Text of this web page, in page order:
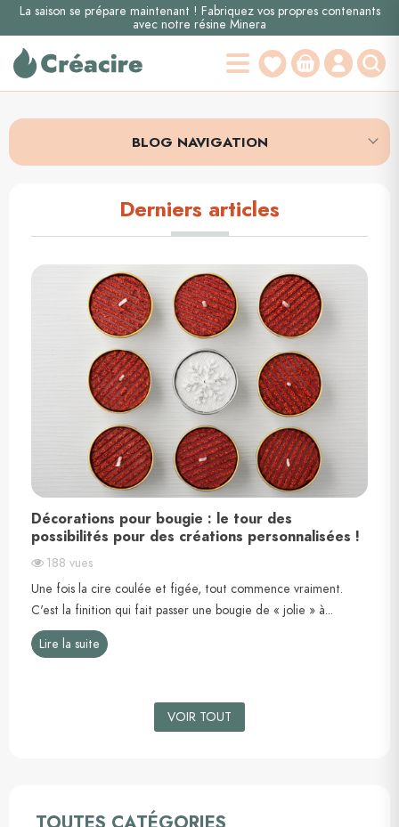
La saison se prépare maintenant ! Fabriquez vos propres contenants
avec notre résine Minera
BLOG NAVIGATION
Derniers articles
Décorations pour bougie : le tour des
possibilités pour des créations personnalisées !
188 vues
Une fois la cire coulée et figée, tout commence vraiment.
C'est la finition qui fait passer une bougie de « jolie » à...
Lire la suite
VOIR TOUT